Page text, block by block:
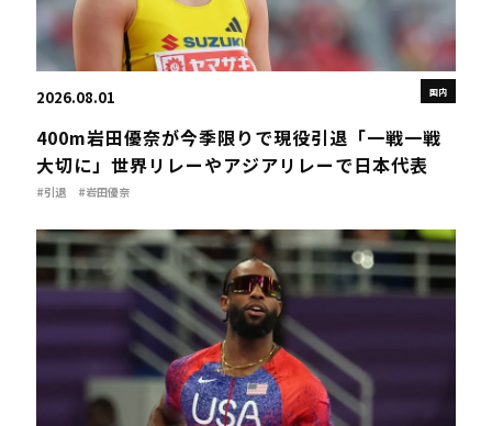
国内
2026.08.01
400m岩田優奈が今季限りで現役引退「一戦一戦
大切に」世界リレーやアジアリレーで日本代表
#引退 #岩田優奈